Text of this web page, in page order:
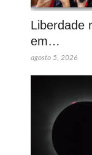
Liberdade
em…
agosto 5, 2026